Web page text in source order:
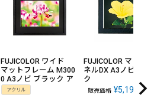
FUJICOLOR ワイド
マットフレーム M300
0 A3ノビ ブラック ア
クリル
アクリル
FUJICOLOR マットパ
ネルDX A3ノビ ブラ
ク
販売価格 ¥5,192 税込